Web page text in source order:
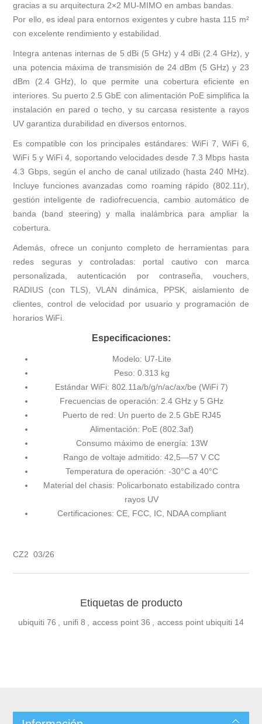
gracias a su arquitectura 2×2 MU-MIMO en ambas bandas.
Por ello, es ideal para entornos exigentes y cubre hasta 115 m²
con excelente rendimiento y estabilidad.
Integra antenas internas de 5 dBi (5 GHz) y 4 dBi (2.4 GHz), y
una potencia máxima de transmisión de 24 dBm (5 GHz) y 23
dBm (2.4 GHz), lo que permite una cobertura eficiente en
interiores. Su puerto 2.5 GbE con alimentación PoE simplifica la
instalación en pared o techo, y su carcasa resistente a rayos
UV garantiza durabilidad en diversos entornos.
Es compatible con los principales estándares: WiFi 7, WiFi 6,
WiFi 5 y WiFi 4, soportando velocidades desde 7.3 Mbps hasta
4.3 Gbps, según el ancho de canal utilizado (hasta 240 MHz).
Incluye funciones avanzadas como roaming rápido (802.11r),
gestión inteligente de radiofrecuencia, cambio automático de
banda (band steering) y malla inalámbrica para ampliar la
cobertura.
Además, ofrece un conjunto completo de herramientas para
redes seguras y controladas: portal cautivo con marca
personalizada, autenticación por contraseña, vouchers,
RADIUS (con TLS), VLAN dinámica, PPSK, aislamiento de
clientes, control de velocidad por usuario y programación de
horarios WiFi.
Especificaciones:
Modelo: U7-Lite
Peso: 0.313 kg
Estándar WiFi: 802.11a/b/g/n/ac/ax/be (WiFi 7)
Frecuencias de operación: 2.4 GHz y 5 GHz
Puerto de red: Un puerto de 2.5 GbE RJ45
Alimentación: PoE (802.3af)
Consumo máximo de energía: 13W
Rango de voltaje admitido: 42,5—57 V CC
Temperatura de operación: -30°C a 40°C
Material del chasis: Policarbonato estabilizado contra
rayos UV
Certificaciones: CE, FCC, IC, NDAA compliant
CZ2 03/26
Etiquetas de producto
ubiquiti 76 , unifi 8 , access point 36 , access point ubiquiti 14